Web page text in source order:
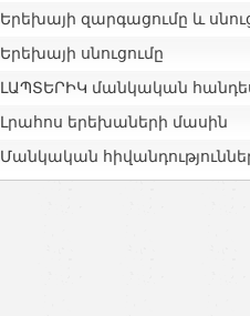
Երեխայի զարգացումը և
Երեխայի սնուցումը
ԼԱՊՏԵՐԻԿ մանկական
Լրահոս երեխաների մասին
Մանկական